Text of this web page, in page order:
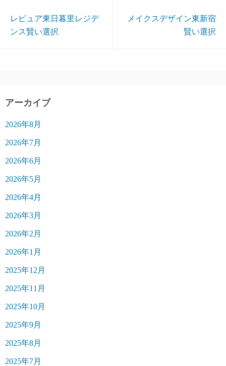
レピュア東日暮里レジデ
ンス賢い選択
メイクスデザイン東新宿
賢い選択
アーカイブ
2026年8月
2026年7月
2026年6月
2026年5月
2026年4月
2026年3月
2026年2月
2026年1月
2025年12月
2025年11月
2025年10月
2025年9月
2025年8月
2025年7月